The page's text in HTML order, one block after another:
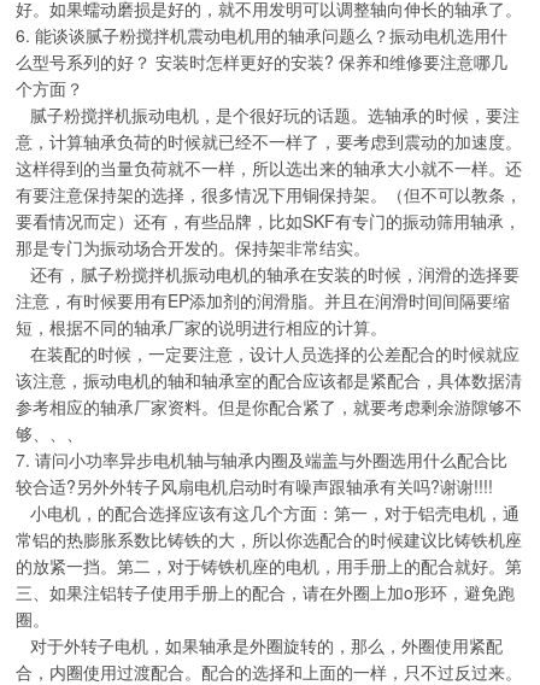
好。如果蠕动磨损是好的，就不用发明可以调整轴向伸长的轴承了。
6. 能谈谈腻子粉搅拌机震动电机用的轴承问题么？振动电机选用什
么型号系列的好？ 安装时怎样更好的安装? 保养和维修要注意哪几
个方面？
腻子粉搅拌机振动电机，是个很好玩的话题。选轴承的时候，要注
意，计算轴承负荷的时候就已经不一样了，要考虑到震动的加速度。
这样得到的当量负荷就不一样，所以选出来的轴承大小就不一样。还
有要注意保持架的选择，很多情况下用铜保持架。（但不可以教条，
要看情况而定）还有，有些品牌，比如SKF有专门的振动筛用轴承，
那是专门为振动场合开发的。保持架非常结实。
还有，腻子粉搅拌机振动电机的轴承在安装的时候，润滑的选择要
注意，有时候要用有EP添加剂的润滑脂。并且在润滑时间间隔要缩
短，根据不同的轴承厂家的说明进行相应的计算。
在装配的时候，一定要注意，设计人员选择的公差配合的时候就应
该注意，振动电机的轴和轴承室的配合应该都是紧配合，具体数据清
参考相应的轴承厂家资料。但是你配合紧了，就要考虑剩余游隙够不
够、、、
7. 请问小功率异步电机轴与轴承内圈及端盖与外圈选用什么配合比
较合适?另外外转子风扇电机启动时有噪声跟轴承有关吗?谢谢!!!!
小电机，的配合选择应该有这几个方面：第一，对于铝壳电机，通
常铝的热膨胀系数比铸铁的大，所以你选配合的时候建议比铸铁机座
的放紧一挡。第二，对于铸铁机座的电机，用手册上的配合就好。第
三、如果注铝转子使用手册上的配合，请在外圈上加o形环，避免跑
圈。
对于外转子电机，如果轴承是外圈旋转的，那么，外圈使用紧配
合，内圈使用过渡配合。配合的选择和上面的一样，只不过反过来。